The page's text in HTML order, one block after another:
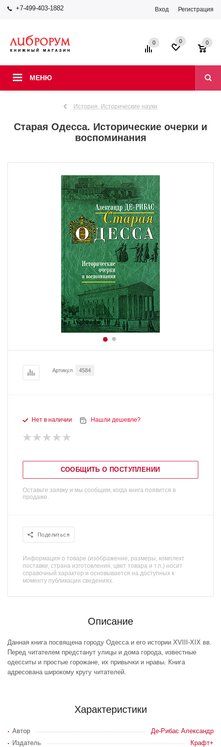
+7-499-403-1882 Вход Регистрация
МЕНЮ
0 0 0
История. Исторические науки
Старая Одесса. Исторические очерки и
воспоминания
Артикул 4584
Нет в наличии Нашли дешевле?
СООБЩИТЬ О ПОСТУПЛЕНИИ
Оставьте заявку и мы сообщим, когда книга появится в
продаже.
Поделиться
Информация о товаре (изображение, размеры, комплект
поставки, страна изготовления, цвет товара и т.п.) носит
справочный характер и основывается на доступных к
моменту публикации сведениях.
Описание
Данная книга посвящена городу Одесса и его истории XVIII-XIX вв.
Перед читателем предстанут улицы и дома города, известные
одесситы и простые горожане, их привычки и нравы. Книга
адресована широкому кругу читателей.
Характеристики
Автор
Де-Рибас Александр
Издатель
Крафт+